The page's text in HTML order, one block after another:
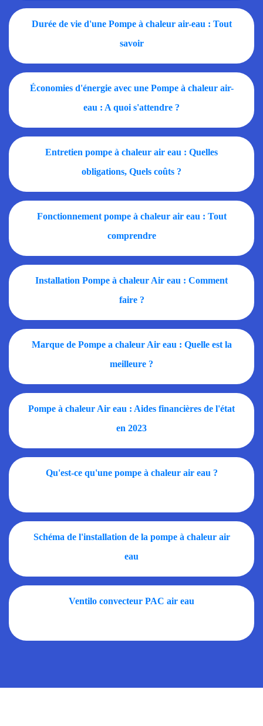
Durée de vie d'une Pompe à chaleur air-eau : Tout
savoir
Économies d'énergie avec une Pompe à chaleur air-
eau : A quoi s'attendre ?
Entretien pompe à chaleur air eau : Quelles
obligations, Quels coûts ?
Fonctionnement pompe à chaleur air eau : Tout
comprendre
Installation Pompe à chaleur Air eau : Comment
faire ?
Marque de Pompe a chaleur Air eau : Quelle est la
meilleure ?
Pompe à chaleur Air eau : Aides financières de l'état
en 2023
Qu'est-ce qu'une pompe à chaleur air eau ?
Schéma de l'installation de la pompe à chaleur air
eau
Ventilo convecteur PAC air eau